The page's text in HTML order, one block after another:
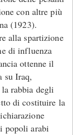
con altre più
(1923).
alla spartizione
di influenza
ottenne il
su Iraq,
rabbia degli
di costituire la
popoli arabi